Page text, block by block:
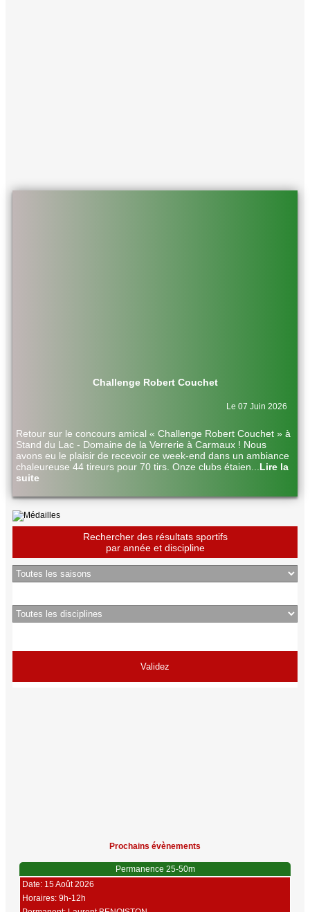
Challenge Robert Couchet
Le 07 Juin 2026
Retour sur le concours amical « Challenge Robert Couchet » à
Stand du Lac - Domaine de la Verrerie à Carmaux ! Nous
avons eu le plaisir de recevoir ce week-end dans un ambiance
chaleureuse 44 tireurs pour 70 tirs. Onze clubs étaien
Lire la
suite
Rechercher des résultats sportifs
par année et discipline
Prochains évènements
Permanence 25-50m
Date: 15 Août 2026
Horaires: 9h-12h